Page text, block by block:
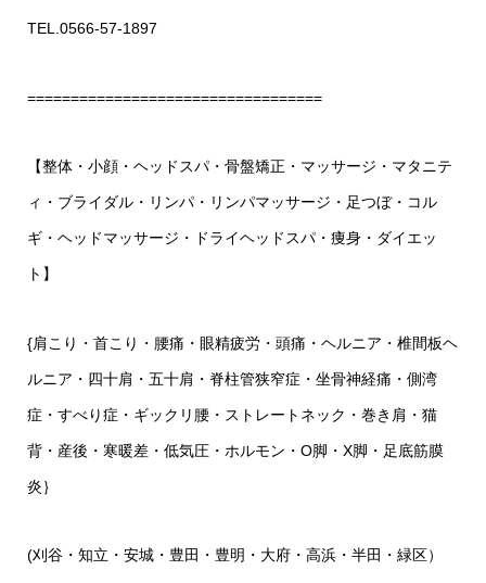
TEL.0566-57-1897
==================================
【整体・小顔・ヘッドスパ・骨盤矯正・マッサージ・マタニテ
ィ・ブライダル・リンパ・リンパマッサージ・足つぼ・コル
ギ・ヘッドマッサージ・ドライヘッドスパ・痩身・ダイエッ
ト】
{肩こり・首こり・腰痛・眼精疲労・頭痛・ヘルニア・椎間板ヘ
ルニア・四十肩・五十肩・脊柱管狭窄症・坐骨神経痛・側湾
症・すべり症・ギックリ腰・ストレートネック・巻き肩・猫
背・産後・寒暖差・低気圧・ホルモン・O脚・X脚・足底筋膜
炎｝
(刈谷・知立・安城・豊田・豊明・大府・高浜・半田・緑区）